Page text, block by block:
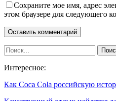
Сохраните мое имя, адрес
этом браузере для следующего
Интересное:
Как Coca Cola российскую